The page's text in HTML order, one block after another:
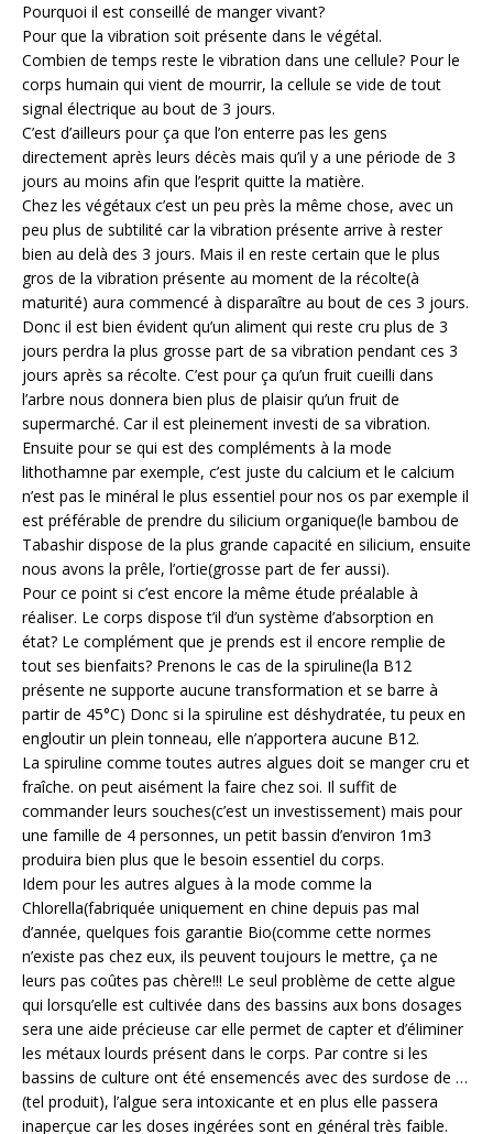
Pourquoi il est conseillé de manger vivant?
Pour que la vibration soit présente dans le végétal.
Combien de temps reste le vibration dans une cellule? Pour le
corps humain qui vient de mourrir, la cellule se vide de tout
signal électrique au bout de 3 jours.
C’est d’ailleurs pour ça que l’on enterre pas les gens
directement après leurs décès mais qu’il y a une période de 3
jours au moins afin que l’esprit quitte la matière.
Chez les végétaux c’est un peu près la même chose, avec un
peu plus de subtilité car la vibration présente arrive à rester
bien au delà des 3 jours. Mais il en reste certain que le plus
gros de la vibration présente au moment de la récolte(à
maturité) aura commencé à disparaître au bout de ces 3 jours.
Donc il est bien évident qu’un aliment qui reste cru plus de 3
jours perdra la plus grosse part de sa vibration pendant ces 3
jours après sa récolte. C’est pour ça qu’un fruit cueilli dans
l’arbre nous donnera bien plus de plaisir qu’un fruit de
supermarché. Car il est pleinement investi de sa vibration.
Ensuite pour se qui est des compléments à la mode
lithothamne par exemple, c’est juste du calcium et le calcium
n’est pas le minéral le plus essentiel pour nos os par exemple il
est préférable de prendre du silicium organique(le bambou de
Tabashir dispose de la plus grande capacité en silicium, ensuite
nous avons la prêle, l’ortie(grosse part de fer aussi).
Pour ce point si c’est encore la même étude préalable à
réaliser. Le corps dispose t’il d’un système d’absorption en
état? Le complément que je prends est il encore remplie de
tout ses bienfaits? Prenons le cas de la spiruline(la B12
présente ne supporte aucune transformation et se barre à
partir de 45°C) Donc si la spiruline est déshydratée, tu peux en
engloutir un plein tonneau, elle n’apportera aucune B12.
La spiruline comme toutes autres algues doit se manger cru et
fraîche. on peut aisément la faire chez soi. Il suffit de
commander leurs souches(c’est un investissement) mais pour
une famille de 4 personnes, un petit bassin d’environ 1m3
produira bien plus que le besoin essentiel du corps.
Idem pour les autres algues à la mode comme la
Chlorella(fabriquée uniquement en chine depuis pas mal
d’année, quelques fois garantie Bio(comme cette normes
n’existe pas chez eux, ils peuvent toujours le mettre, ça ne
leurs pas coûtes pas chère!!! Le seul problème de cette algue
qui lorsqu’elle est cultivée dans des bassins aux bons dosages
sera une aide précieuse car elle permet de capter et d’éliminer
les métaux lourds présent dans le corps. Par contre si les
bassins de culture ont été ensemencés avec des surdose de …
(tel produit), l’algue sera intoxicante et en plus elle passera
inaperçue car les doses ingérées sont en général très faible.